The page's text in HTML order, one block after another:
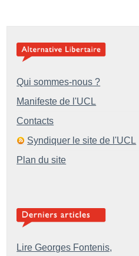
Qui sommes-nous ?
Manifeste de l'UCL
Contacts
Syndiquer le site de l'UCL
Plan du site
Lire Georges Fontenis,